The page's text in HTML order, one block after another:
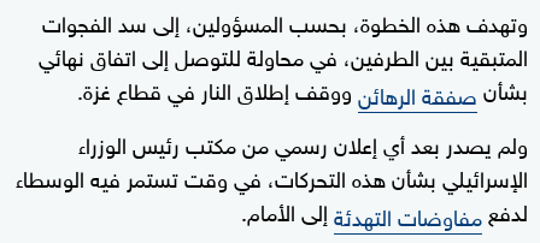
وتهدف هذه الخطوة، بحسب المسؤولين، إلى سد الفجوات
المتبقية بين الطرفين، في محاولة للتوصل إلى اتفاق نهائي
بشأنصفقة الرهائنووقف إطلاق النار في قطاع غزة.
ولم يصدر بعد أي إعلان رسمي من مكتب رئيس الوزراء
الإسرائيلي بشأن هذه التحركات، في وقت تستمر فيه الوسطاء
لدفعمفاوضات التهدئةإلى الأمام.